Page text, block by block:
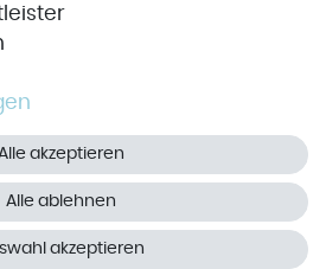
und Stoff - Alle Rechte vorbehalten.
akzeptieren
Alle ablehnen
akzeptieren